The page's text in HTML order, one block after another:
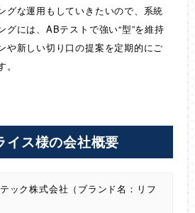
グな運用もしていきたいので、系統
グには、ABテストで強い“型”を維持
や新しい切り口の提案を定期的にご
イス様の会社概要
ック株式会社（ブランド名：リフ